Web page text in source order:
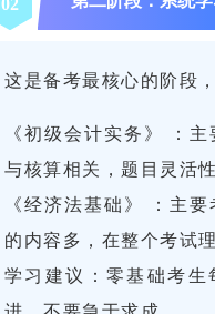
02
这是备考最核心的阶段
《初级会计实务》 ：
与核算相关，题目灵活
《经济法基础》 ：主
的内容多，在整个考试
学习建议：零基础考